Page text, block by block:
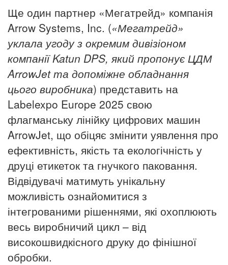
Ще один партнер «Мегатрейд» компанія
Arrow Systems, Inc. («Мегатрейд»
уклала угоду з окремим дивізіоном
компаніїKatun DPS, який пропонує ЦДМ
ArrowJetта допоміжне обладнання
цього виробника) представить на
Labelexpo Europe 2025 свою
флагманську лінійку цифрових машин
ArrowJet, що обіцяє змінити уявлення про
ефективність, якість та екологічність у
друці етикеток та гнучкого паковання.
Відвідувачі матимуть унікальну
можливість ознайомитися з
інтегрованими рішеннями, які охоплюють
весь виробничий цикл – від
високошвидкісного друку до фінішної
обробки.